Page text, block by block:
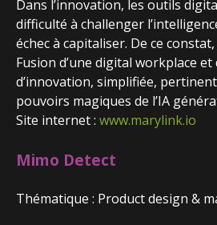
Dans l’innovation, les outils
difficulté à challenger
échec à capitaliser. De ce
Fusion d’une digital workplace
d’innovation, simplifiée,
pouvoirs magiques de l’IA
Site internet : www.marylink.io
Mimo Detect
Thématique : Product design &